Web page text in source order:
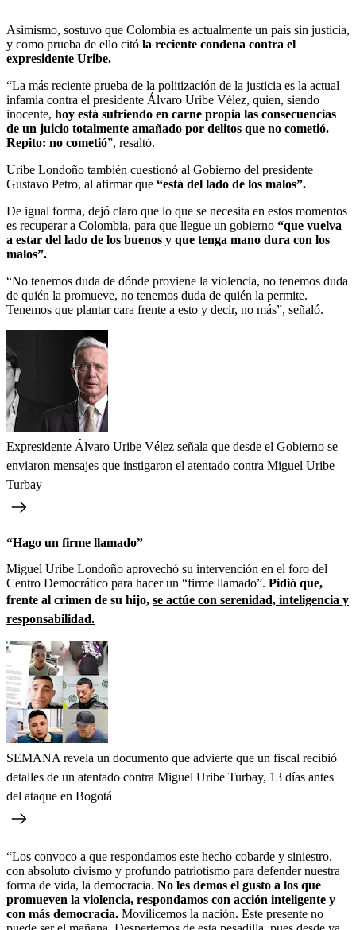
Asimismo, sostuvo que Colombia es actualmente un país sin justicia,
y como prueba de ello citó la reciente condena contra el
expresidente Uribe.
“La más reciente prueba de la politización de la justicia es la actual
infamia contra el presidente Álvaro Uribe Vélez, quien, siendo
inocente, hoy está sufriendo en carne propia las consecuencias
de un juicio totalmente amañado por delitos que no cometió.
Repito: no cometió”, resaltó.
Uribe Londoño también cuestionó al Gobierno del presidente
Gustavo Petro, al afirmar que “está del lado de los malos”.
De igual forma, dejó claro que lo que se necesita en estos momentos
es recuperar a Colombia, para que llegue un gobierno “que vuelva
a estar del lado de los buenos y que tenga mano dura con los
malos”.
“No tenemos duda de dónde proviene la violencia, no tenemos duda
de quién la promueve, no tenemos duda de quién la permite.
Tenemos que plantar cara frente a esto y decir, no más”, señaló.
Expresidente Álvaro Uribe Vélez señala que desde el Gobierno se
enviaron mensajes que instigaron el atentado contra Miguel Uribe
Turbay
“Hago un firme llamado”
Miguel Uribe Londoño aprovechó su intervención en el foro del
Centro Democrático para hacer un “firme llamado”. Pidió que,
frente al crimen de su hijo, se actúe con serenidad, inteligencia y
responsabilidad.
SEMANA revela un documento que advierte que un fiscal recibió
detalles de un atentado contra Miguel Uribe Turbay, 13 días antes
del ataque en Bogotá
“Los convoco a que respondamos este hecho cobarde y siniestro,
con absoluto civismo y profundo patriotismo para defender nuestra
forma de vida, la democracia. No les demos el gusto a los que
promueven la violencia, respondamos con acción inteligente y
con más democracia. Movilicemos la nación. Este presente no